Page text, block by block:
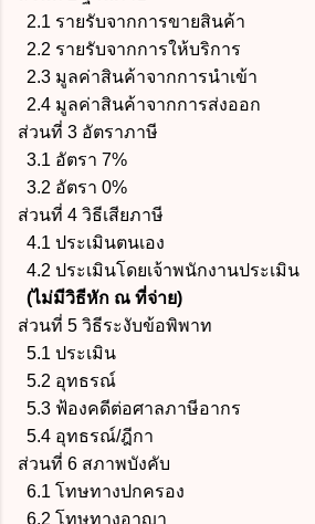
2.1 รายรับจากการขายสินค้า
2.2 รายรับจากการให้บริการ
2.3 มูลค่าสินค้าจากการนำเข้า
2.4 มูลค่าสินค้าจากการส่งออก
ส่วนที่ 3 อัตราภาษี
3.1 อัตรา 7%
3.2 อัตรา 0%
ส่วนที่ 4 วิธีเสียภาษี
4.1 ประเมินตนเอง
4.2 ประเมินโดยเจ้าพนักงานประเมิน
(ไม่มีวิธีหัก ณ ที่จ่าย)
ส่วนที่ 5 วิธีระงับข้อพิพาท
5.1 ประเมิน
5.2 อุทธรณ์
5.3 ฟ้องคดีต่อศาลภาษีอากร
5.4 อุทธรณ์/ฎีกา
ส่วนที่ 6 สภาพบังคับ
6.1 โทษทางปกครอง
6.2 โทษทางอาญา